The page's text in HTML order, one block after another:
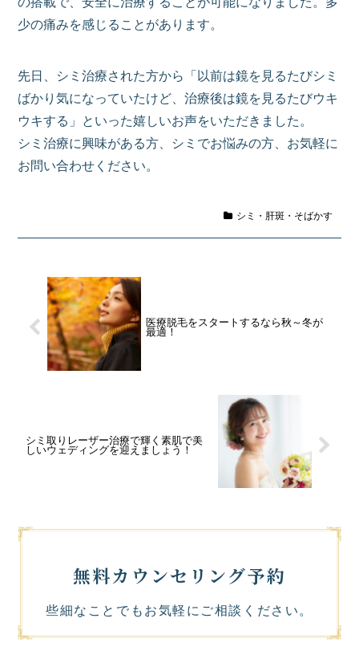
少の痛みを感じることがあります。
先日、シミ治療された方から「以前は鏡を見るたびシミ
ばかり気になっていたけど、治療後は鏡を見るたびウキ
ウキする」といった嬉しいお声をいただきました。
シミ治療に興味がある方、シミでお悩みの方、お気軽に
お問い合わせください。
シミ・肝斑・そばかす
医療脱毛をスタートするなら秋～冬が
最適！
シミ取りレーザー治療で輝く素肌で美
しいウェディングを迎えましょう！
無料カウンセリング予約
些細なことでもお気軽にご相談ください。